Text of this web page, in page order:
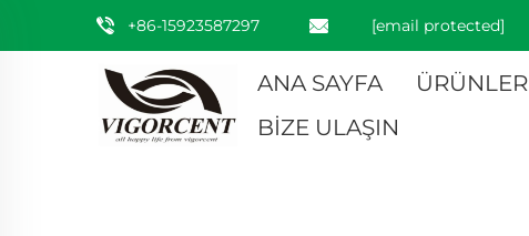
+86-15923587297 [email protected]
ANA SAYFA ÜRÜNLER
BİZE ULAŞIN